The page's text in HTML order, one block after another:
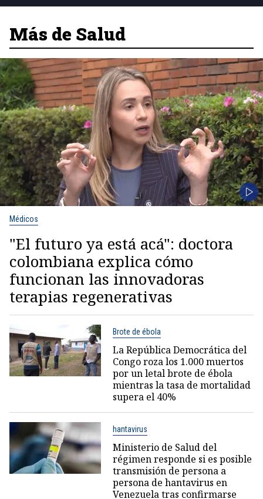
Más de Salud
Médicos
"El futuro ya está acá": doctora
colombiana explica cómo
funcionan las innovadoras
terapias regenerativas
Brote de ébola
La República Democrática del
Congo roza los 1.000 muertos
por un letal brote de ébola
mientras la tasa de mortalidad
supera el 40%
hantavirus
Ministerio de Salud del
régimen responde si es posible
transmisión de persona a
persona de hantavirus en
Venezuela tras confirmarse